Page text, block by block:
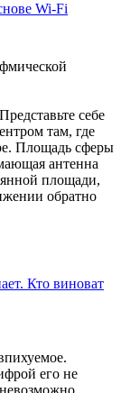
Wi-Fi
себе
там, где
Площадь сферы
антенна
площади,
обратно
Кто виноват
его не